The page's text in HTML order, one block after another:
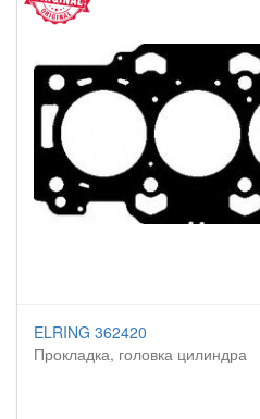
ELRING 362420
Прокладка, головка цилиндра